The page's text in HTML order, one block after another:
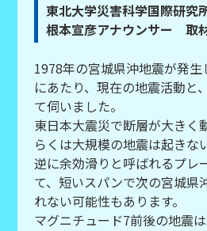
東北大学災害科学国際研
根本宣彦アナウンサー 取
1978年の宮城県沖地震が発
にあたり、現在の地震活動と
て伺いました。
東日本大震災で断層が大きく
らくは大規模の地震は起きな
逆に余効滑りと呼ばれるプレ
て、短いスパンで次の宮城県
れない可能性もあります。
マグニチュード7前後の地震